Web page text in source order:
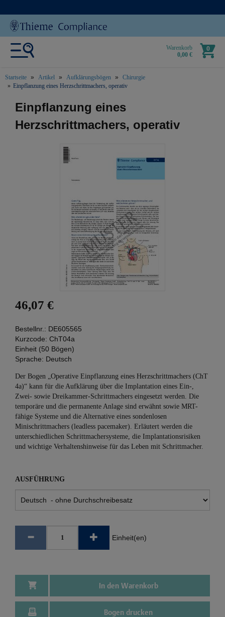
Warenkorb
0,00 €
0
Startseite Artikel Aufklärungsbögen
Chirurgie
Einpflanzung eines Herzschrittmachers, operativ
text.skipToContent
text.skipToNavigation
Einpflanzung eines
Herzschrittmachers, operativ
46,07 €
Bestellnr.: DE605565
Kurzcode: ChT04a
Einheit (50 Bögen)
Sprache: Deutsch
Der Bogen „Operative Einpflanzung eines Herzschrittmachers (ChT
4a)“ kann für die Aufklärung über die Implantation eines Ein-,
Zwei- sowie Dreikammer-Schrittmachers eingesetzt werden. Die
temporäre und die permanente Anlage sind erwähnt sowie MRT-
fähige Systeme und die Alternative eines sondenlosen
Minischrittmachers (leadless pacemaker). Erläutert werden die
unterschiedlichen Schrittmachersysteme, die Implantationsrisiken
und wichtige Verhaltenshinweise für das Leben mit Schrittmacher.
AUSFÜHRUNG
Einheit(en)
In den Warenkorb
Bogen drucken